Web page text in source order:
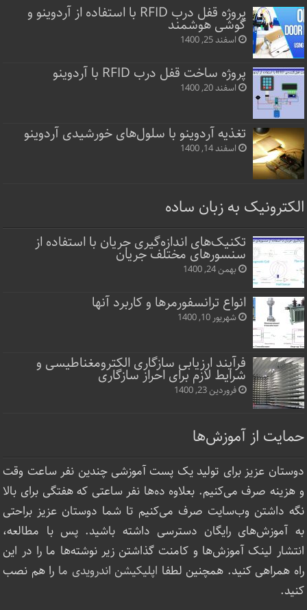
پروژه قفل‌ درب RFID با استفاده از آردوینو و
گوشی هوشمند
اسفند 25, 1400
پروژه ساخت قفل‌ درب RFID با آردوینو
اسفند 20, 1400
تغذیه آردوینو با سلول‌های خورشیدی آردوینو
اسفند 14, 1400
الکترونیک به زبان ساده
تکنیک‌های اندازه‌گیری جریان با استفاده از
سنسورهای مختلف جریان
بهمن 24, 1400
انواع ترانسفورمرها و کاربرد آنها
شهریور 10, 1400
فرآیند ارزیابی سازگاری الکترومغناطیسی و
شرایط لازم برای احراز سازگاری
فروردین 23, 1400
حمایت از آموزش‌ها
دوستان عزیز برای تولید یک پست آموزشی چندین نفر ساعت‌ وقت
و هزینه صرف می‌کنیم. بعلاوه ده‌ها نفر ساعتی که هفتگی برای بالا
نگه داشتن وب‌سایت صرف ‌می‌کنیم تا شما دوستان عزیز براحتی
به آموزش‌های رایگان دسترسی داشته باشید. پس با مطالعه،
انتشار لینک‌ آموزش‌ها و کامنت گذاشتن زیر نوشته‌‌ها ما را در این
راه همراهی کنید. همچنین لطفا اپلیکیشن اندرویدی ما را هم نصب
کنید.